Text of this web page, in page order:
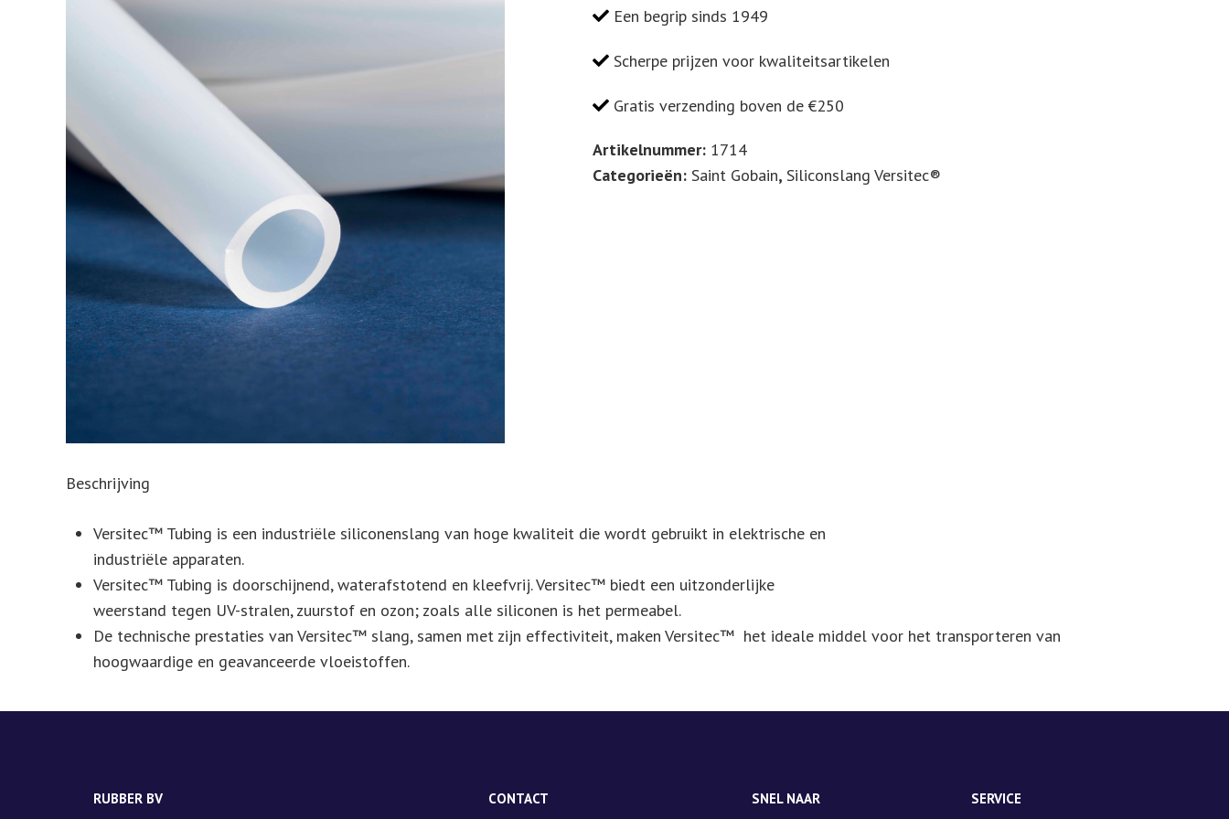
ID
x
Ø
x
5
Een begrip sinds 1949
Scherpe prijzen voor kwaliteitsartikelen
Gratis verzending boven de €250
Artikelnummer: 1714
Categorieën: Saint Gobain, Siliconslang Versitec®
Beschrijving
Versitec™ Tubing is een industriële siliconenslang van hoge kwaliteit die wordt gebruikt in elektrische en
industriële apparaten.
Versitec™ Tubing is doorschijnend, waterafstotend en kleefvrij. Versitec™ biedt een uitzonderlijke
weerstand tegen UV-stralen, zuurstof en ozon; zoals alle siliconen is het permeabel.
De technische prestaties van Versitec™ slang, samen met zijn effectiviteit, maken Versitec™ het ideale middel voor het transporteren van
hoogwaardige en geavanceerde vloeistoffen.
RUBBER BV CONTACT SNEL NAAR SERVICE